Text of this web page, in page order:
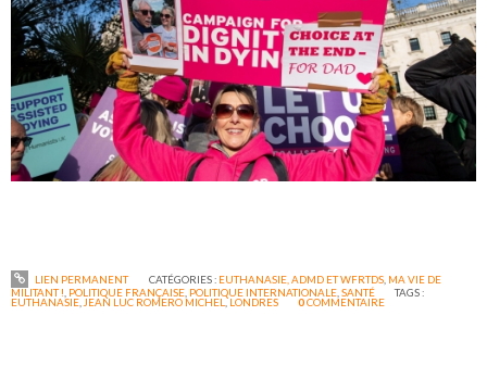
LIEN PERMANENT CATÉGORIES : EUTHANASIE, ADMD ET WFRTDS, MA VIE DE
MILITANT ! POLITIQUE FRANÇAISE POLITIQUE INTERNATIONALE ,SANTÉ TAGS :
EUTHANASIE JEAN LUC ROMERO MICHEL ,LONDRES 0COMMENTAIRE